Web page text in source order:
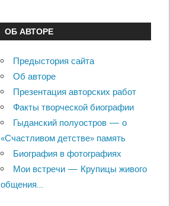
ОБ АВТОРЕ
Предыстория сайта
Об авторе
Презентация авторских работ
Факты творческой биографии
Гыданский полуостров — о
«Счастливом детстве» память
Биография в фотографиях
Мои встречи — Крупицы живого
общения…